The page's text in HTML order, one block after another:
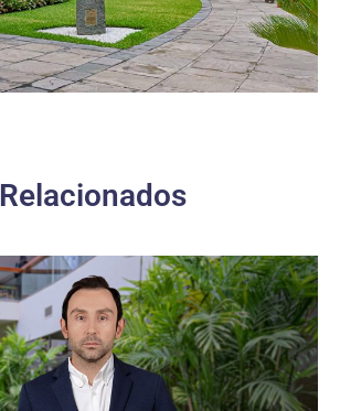
Relacionados